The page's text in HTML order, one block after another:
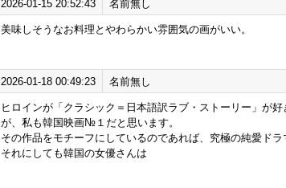
2026-01-15 20:52:43 名前無し
美味しそうなお料理とやわらかい雰囲気の画がいい。
2026-01-18 00:49:23 名前無し
ヒロインが「クラシック＝日本語訳ラブ・ストーリー」が
が、私も韓国映画№１だと思います。
その作品をモチーフにしているのであれば、究極の純愛ドラ
それにしても韓国の女優さんは